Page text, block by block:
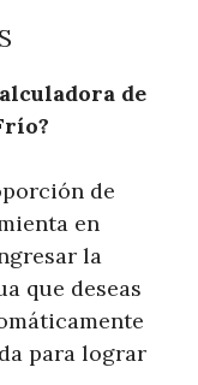
de
de
en
la
que deseas
para lograr